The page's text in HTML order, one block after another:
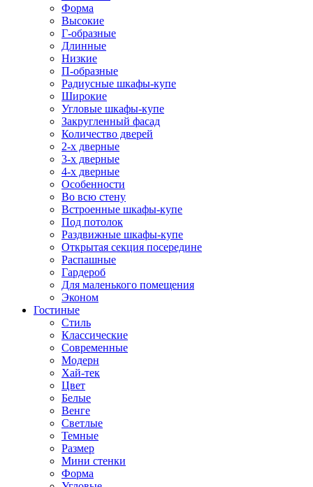
Форма
Высокие
Г-образные
Длинные
Низкие
П-образные
Радиусные шкафы-купе
Широкие
Угловые шкафы-купе
Закругленный фасад
Количество дверей
2-х дверные
3-х дверные
4-х дверные
Особенности
Во всю стену
Встроенные шкафы-купе
Под потолок
Раздвижные шкафы-купе
Открытая секция посередине
Распашные
Гардероб
Для маленького помещения
Эконом
Гостиные
Стиль
Классические
Современные
Модерн
Хай-тек
Цвет
Белые
Венге
Светлые
Темные
Размер
Мини стенки
Форма